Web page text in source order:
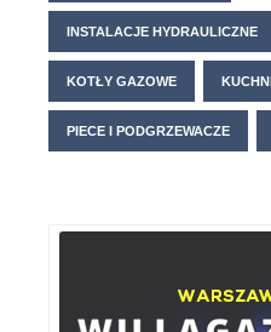
INSTALACJE HYDRAULICZNE
KOTŁY GAZOWE
PIECE I PODGRZEWACZE